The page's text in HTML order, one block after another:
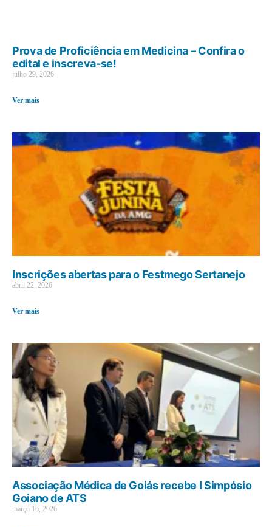
Prova de Proficiência em Medicina – Confira o
edital e inscreva-se!
julho 29, 2026
Ver mais
Inscrições abertas para o Festmego Sertanejo
abril 22, 2026
Ver mais
Associação Médica de Goiás recebe I Simpósio
Goiano de ATS
março 16, 2026